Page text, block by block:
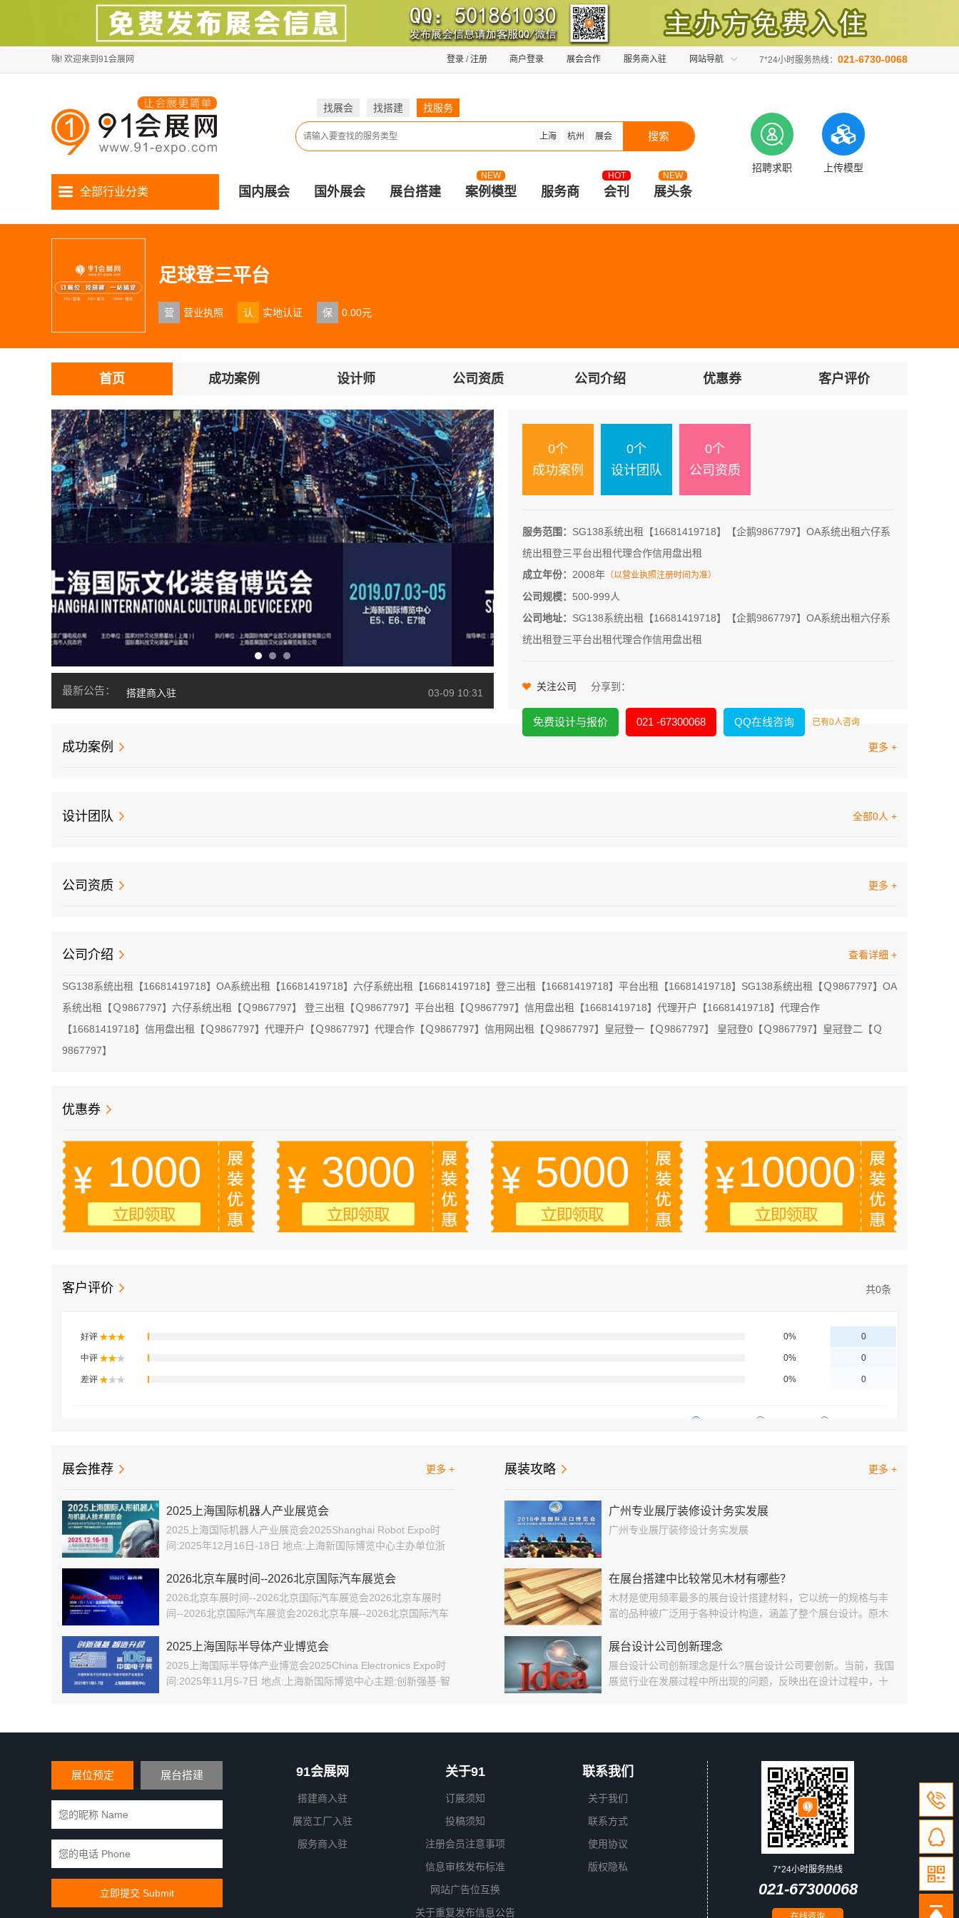
嗨! 欢迎来到91会展网 登录 /注册 商户登录 展会合作 服务商入驻 网站导航 7*24小时服务热线： 021-6730-0068
找展会 找搭建 找服务
搜索
展会
杭州
上海
招聘求职 上传模型
全部行业分类 国内展会 国外展会 展台搭建 案例模型
NEW
服务商 会刊
HOT
展头条
NEW
足球登三平台
营 营业执照 认 实地认证 保 0.00元
首页 成功案例 设计师 公司资质 公司介绍 优惠券 客户评价
最新公告：
06-09 11:34
投稿须知
02-02 14:13
注册会员注意事项
03-09 10:31
搭建商入驻
01-31 14:10
订展须知
0个
成功案例
0个
设计团队
0个
公司资质
服务范围： SG138系统出租【16681419718】【企鹅9867797】OA系统出租六仔系
统出租登三平台出租代理合作信用盘出租
成立年份： 2008年 （以营业执照注册时间为准）
公司规模： 500-999人
公司地址： SG138系统出租【16681419718】【企鹅9867797】OA系统出租六仔系
统出租登三平台出租代理合作信用盘出租
关注公司 分享到：
免费设计与报价 021 -67300068 QQ在线咨询 已有0人咨询
成功案例 更多 +
设计团队 全部0人 +
公司资质 更多 +
公司介绍 查看详细 +
SG138系统出租【16681419718】OA系统出租【16681419718】六仔系统出租【16681419718】登三出租【16681419718】平台出租【16681419718】SG138系统出租【Ｑ9867797】OA
系统出租【Ｑ9867797】六仔系统出租【Ｑ9867797】 登三出租【Ｑ9867797】平台出租【Ｑ9867797】信用盘出租【16681419718】代理开户【16681419718】代理合作
【16681419718】信用盘出租【Ｑ9867797】代理开户【Ｑ9867797】代理合作【Ｑ9867797】信用网出租【Ｑ9867797】皇冠登一【Ｑ9867797】 皇冠登0【Ｑ9867797】皇冠登二【Ｑ
9867797】
优惠券
1000 3000 5000 10000
共0条
客户评价
展会推荐 更多 +
2025上海国际机器人产业展览会
2025上海国际机器人产业展览会2025Shanghai Robot Expo时
间:2025年12月16日-18日 地点:上海新国际博览中心主办单位浙
2026北京车展时间--2026北京国际汽车展览会
2026北京车展时间--2026北京国际汽车展览会2026北京车展时
间--2026北京国际汽车展览会2026北京车展--2026北京国际汽车
2025上海国际半导体产业博览会
2025上海国际半导体产业博览会2025China Electronics Expo时
间:2025年11月5-7日 地点:上海新国际博览中心主题:创新强基·智
展装攻略 更多 +
广州专业展厅装修设计务实发展
广州专业展厅装修设计务实发展
在展台搭建中比较常见木材有哪些？
木材是使用频率最多的展台设计搭建材料，它以统一的规格与丰
富的品种被广泛用于各种设计构造，涵盖了整个展台设计。原木
展台设计公司创新理念
展台设计公司创新理念是什么?展台设计公司要创新。当前，我国
展览行业在发展过程中所出现的问题，反映出在设计过程中，十
展位预定 展台搭建 91会展网
搭建商入驻
展览工厂入驻
服务商入驻
关于91
订展须知
投稿须知
注册会员注意事项
信息审核发布标准
网站广告位互换
关于重复发布信息公告
联系我们
关于我们
联系方式
使用协议
版权隐私
7*24小时服务热线
021-67300068